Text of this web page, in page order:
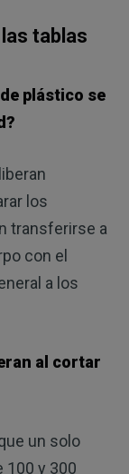
tablas
plástico se
los
transferirse a
con el
a los
al cortar
un solo
100 y 300